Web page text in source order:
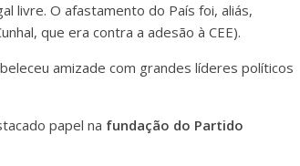
livre. O afastamento do País foi, aliás,
que era contra a adesão à CEE).
amizade com grandes líderes políticos
papel na fundação do Partido